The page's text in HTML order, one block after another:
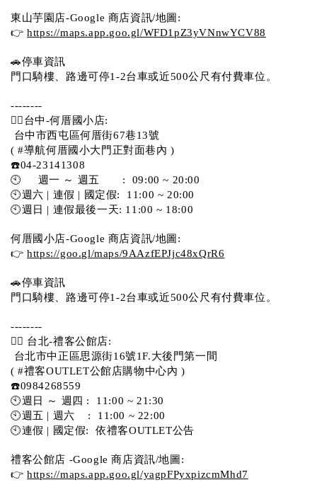
東山芋園店-Google 商店資訊/地圖:
👉 https://maps.app.goo.gl/WFD1pZ3yVNnwYCV88
🚗停車資訊
門口騎樓、路邊可停1-2台車或近500公尺有付費車位。
--------
💁‍♀️台中-何厝國小店:
台中市西屯區何厝街67巷13號
( #導航何厝國小大門正對面巷內 )
☎️04-23141308
🕙     週一 ～ 週五       :  09:00 ~ 20:00
🕙週六 | 連假 | 國定假:  11:00 ~ 20:00
🕙週日 | 連假最後一天: 11:00 ~ 18:00
何厝國小店-Google 商店資訊/地圖:
👉 https://goo.gl/maps/9AAzfEPJjc48xQrR6
🚗停車資訊
門口騎樓、路邊可停1-2台車或近500公尺有付費車位。
--------
💁‍♀️ 台北-禮客公館店:
台北市中正區思源街16號1F.大後門第一間
( #禮客OUTLET公館店購物中心內 )
☎️0984268559
🕙週日 ～ 週四 :  11:00 ~ 21:30
🕙週五 | 週六    :  11:00 ~ 22:00
🕙連假 | 國定假:  依禮客OUTLET公告
禮客公館店 -Google 商店資訊/地圖:
👉 https://maps.app.goo.gl/yagpFPyxpizcmMhd7